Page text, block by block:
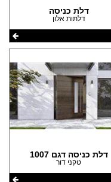
דלת כניסה
דלתות אלון
דלת כניסה דגם 1007
טקני דור